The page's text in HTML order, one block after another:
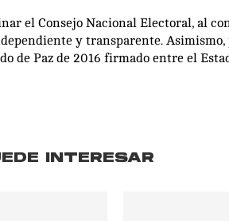
el Consejo Nacional Electoral, al
y transparente.
de Paz de 2016 firmado entre el
INTERESAR